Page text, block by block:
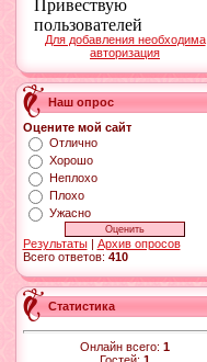
Для добавления необходима
авторизация
Наш опрос
Оцените мой сайт
Отлично
Хорошо
Неплохо
Плохо
Ужасно
Результаты| Архив опросов
Всего ответов: 410
Статистика
Онлайн всего: 1